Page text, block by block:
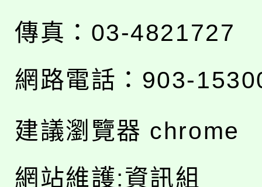
傳真：03-4821727
網路電話：903-
建議瀏覽器 chrome
網站維護:資訊組